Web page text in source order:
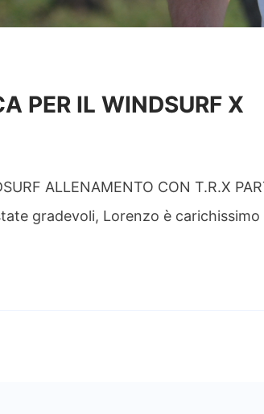
PER IL WINDSURF X
ALLENAMENTO CON T.R.X
gradevoli, Lorenzo è